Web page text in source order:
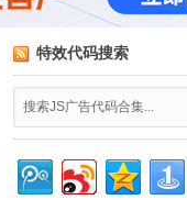
特效代码搜索